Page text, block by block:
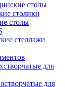
столы
столики
столы
стеллажи
для
для